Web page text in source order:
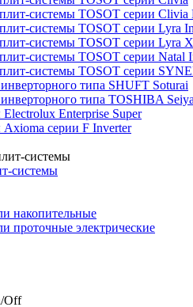
системы TOSOT серии Clivia
системы TOSOT серии Lyra
системы TOSOT серии Lyra X
системы TOSOT серии Natal
системы TOSOT серии
типа SHUFT Soturai
типа TOSHIBA Seiya
Enterprise Super
серии F Inverter
системы
накопительные
проточные электрические